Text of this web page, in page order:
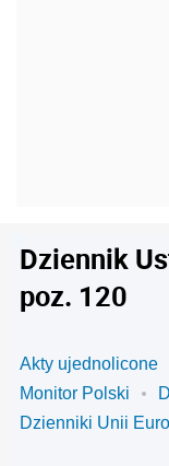
Dziennik
poz. 120
Akty ujednolicone
Monitor Polski
Dzienniki Unii